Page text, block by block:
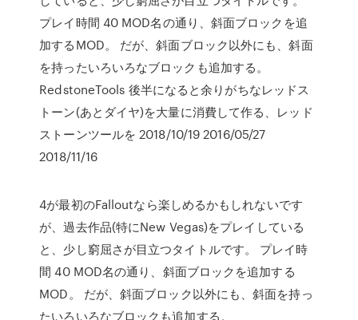
プレイ時間 40 MOD名の通り、斜面ブロックを追
加するMOD。 だが、斜面ブロック以外にも、斜面
を持ったいろいろなブロックも追加する。
RedstoneTools 後半になると余りがちなレッドス
トーン(あとダイヤ)を大量に消費して作る、レッド
ストーンツールを 2018/10/19 2016/05/27
2018/11/16
4が最初のFalloutなら楽しめるかもしれないです
が、過去作品(特にNew Vegas)をプレイしている
と、少し窮屈さが目立つタイトルです。 プレイ時
間 40 MOD名の通り、斜面ブロックを追加する
MOD。 だが、斜面ブロック以外にも、斜面を持っ
たいろいろなブロックも追加する。